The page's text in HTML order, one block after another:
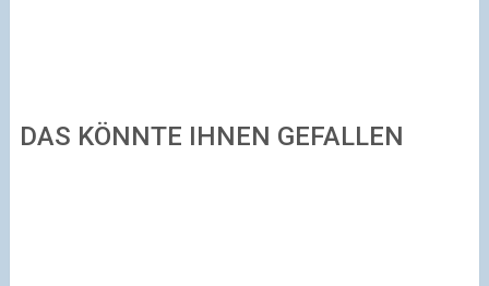
DAS KÖNNTE IHNEN GEFALLEN